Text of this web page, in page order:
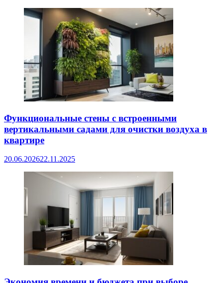
Функциональные стены с встроенными
вертикальными садами для очистки воздуха в
квартире
20.06.202622.11.2025